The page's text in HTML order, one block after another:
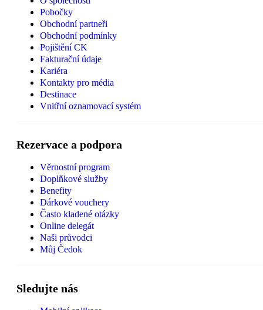
Pobočky
Obchodní partneři
Obchodní podmínky
Pojištění CK
Fakturační údaje
Kariéra
Kontakty pro média
Destinace
Vnitřní oznamovací systém
Rezervace a podpora
Věrnostní program
Doplňkové služby
Benefity
Dárkové vouchery
Často kladené otázky
Online delegát
Naši průvodci
Můj Čedok
Sledujte nás